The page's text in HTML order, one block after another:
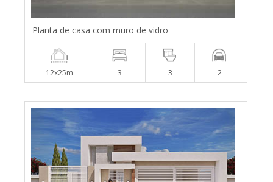
Planta de casa com muro de vidro
12x25m 3 3 2